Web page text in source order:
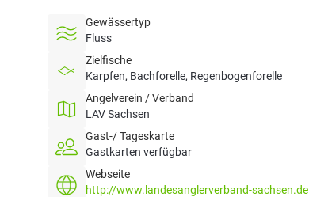
Gewässertyp
Fluss
Zielfische
Karpfen, Bachforelle, Regenbogenforelle
Angelverein / Verband
LAV Sachsen
Gast-/ Tageskarte
Gastkarten verfügbar
Webseite
http://www.landesanglerverband-sachsen.de